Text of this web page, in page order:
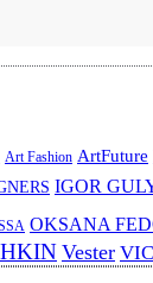
Art Fashion ArtFuture
IGOR
OKSANA
Vester